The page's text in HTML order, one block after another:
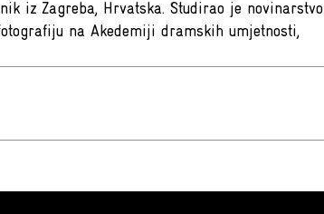
iz Zagreba, Hrvatska. Studirao je novinarstvo
na Akedemiji dramskih umjetnosti,